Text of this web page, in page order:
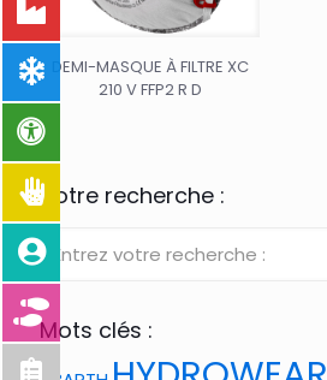
DEMI-MASQUE À FILTRE XC
210 V FFP2 R D
Votre recherche :
Mots clés :